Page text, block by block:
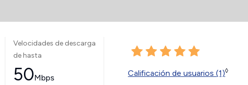
Velocidades de descarga
de hasta
50Mbps Calificación de usuarios (1)◊